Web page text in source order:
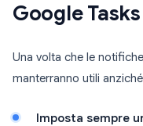
Google Tasks
Una volta che le
manterranno utili
Imposta sempre